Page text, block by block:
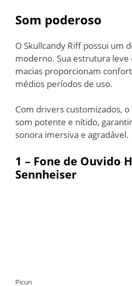
Som poderoso
O Skullcandy Riff possui um
moderno. Sua estrutura leve
macias proporcionam
médios períodos de uso.
Com drivers customizados,
som potente e nítido,
sonora imersiva e agradável.
1 – Fone de Ouvido
Sennheiser
Picun